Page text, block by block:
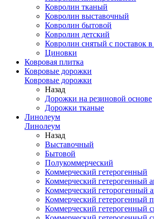
Ковролин тканый
Ковролин выставочный
Ковролин бытовой
Ковролин детский
Ковролин снятый с поставок
Циновки
Ковровая плитка
Ковровые дорожки
Ковровые дорожки
Назад
Дорожки на резиновой основе
Дорожки тканые
Линолеум
Линолеум
Назад
Выставочный
Бытовой
Полукоммерческий
Коммерческий гетерогенный
Коммерческий гетерогенный
Коммерческий геторогенный
Коммерческий гетерогенный
Коммерческий гетерогенный